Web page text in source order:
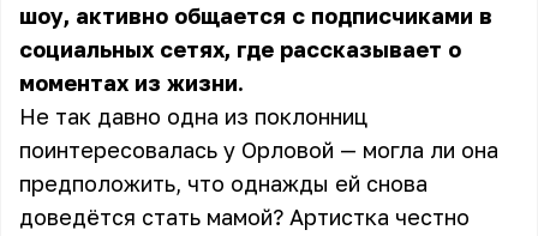
шоу, активно общается с подписчиками в
социальных сетях, где рассказывает о
моментах из жизни.
Не так давно одна из поклонниц
поинтересовалась у Орловой — могла ли она
предположить, что однажды ей снова
доведётся стать мамой? Артистка честно